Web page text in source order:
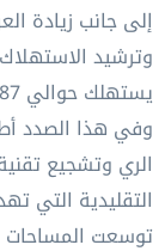
إلى جانب زيادة
وترشيد
يستهلك حوالي 87% من موارد المغرب المائية
وفي هذا الصدد
الري وتشجيع
التقليدية التي